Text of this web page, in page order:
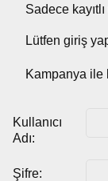
Sadece
Lütfen giriş
Kampanya ile
Kullanıcı
Adı:
Şifre: